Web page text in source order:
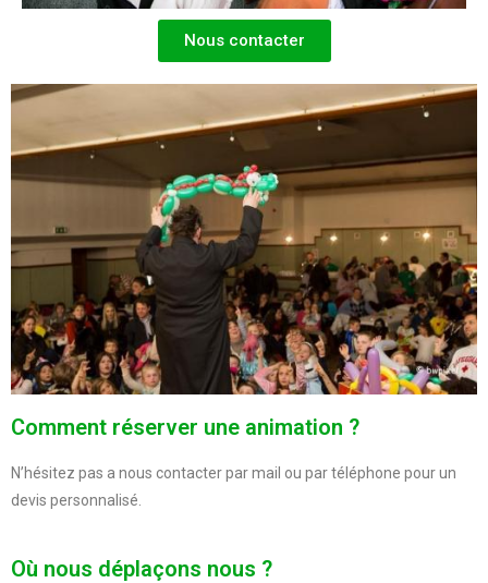
Nous contacter
Comment réserver une animation ?
N’hésitez pas a nous contacter par mail ou par téléphone pour un
devis personnalisé.
Où nous déplaçons nous ?